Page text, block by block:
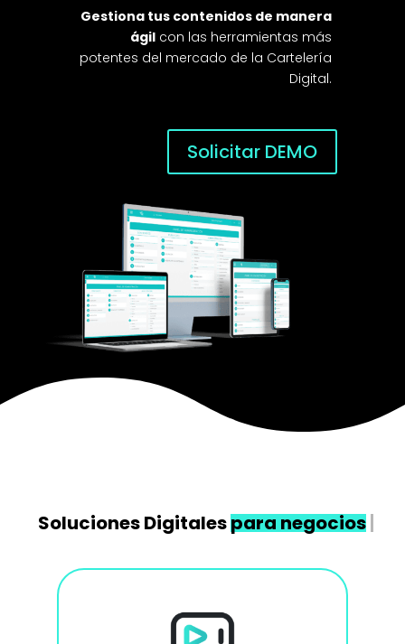
Gestiona tus contenidos de manera
ágil con las herramientas más
potentes del mercado de la Cartelería
Digital.
Solicitar DEMO
Soluciones Digitalespara n